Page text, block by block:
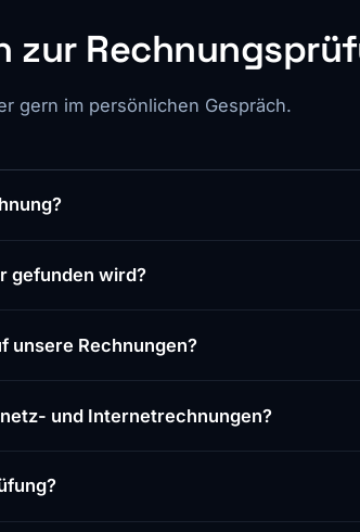
zur
gern im persönlichen Gespräch.
gefunden wird?
unsere Rechnungen?
und Internetrechnungen?